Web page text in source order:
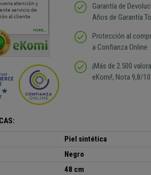
atención y
servicio de
al cliente
Muy buena atención de
cara al asesoramiento
comercial y el envío ha
Si estoy contento
MORE...
Garantía de
Años de Garantía
Protección al
a Confianza Online
¡Más de 2.500
eKomi!, Nota 9,8/10
Piel sintética
Negro
48 cm